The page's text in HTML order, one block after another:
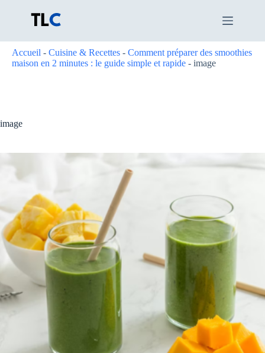
Accueil - Cuisine & Recettes - Comment préparer des smoothies
maison en 2 minutes : le guide simple et rapide - image
image